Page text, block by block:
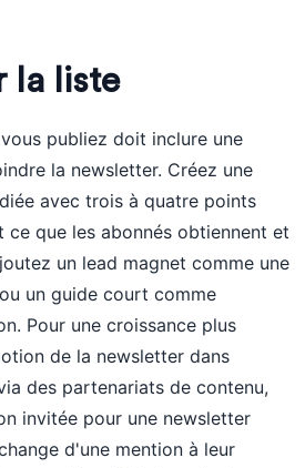
la liste
publiez doit inclure une
la newsletter. Créez une
avec trois à quatre points
que les abonnés obtiennent et
un lead magnet comme une
un guide court comme
Pour une croissance plus
de la newsletter dans
des partenariats de contenu,
invitée pour une newsletter
d'une mention à leur